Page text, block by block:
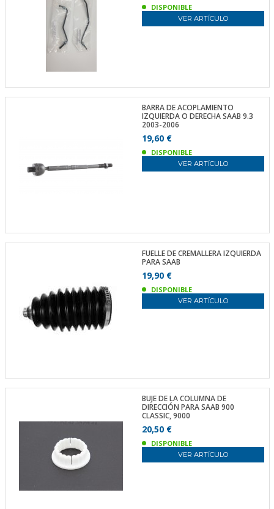
DISPONIBLE
VER ARTÍCULO
BARRA DE ACOPLAMIENTO
IZQUIERDA O DERECHA SAAB 9.3
2003-2006
19,60 €
DISPONIBLE
VER ARTÍCULO
FUELLE DE CREMALLERA IZQUIERDA
PARA SAAB
19,90 €
DISPONIBLE
VER ARTÍCULO
BUJE DE LA COLUMNA DE
DIRECCIÓN PARA SAAB 900
CLASSIC, 9000
20,50 €
DISPONIBLE
VER ARTÍCULO